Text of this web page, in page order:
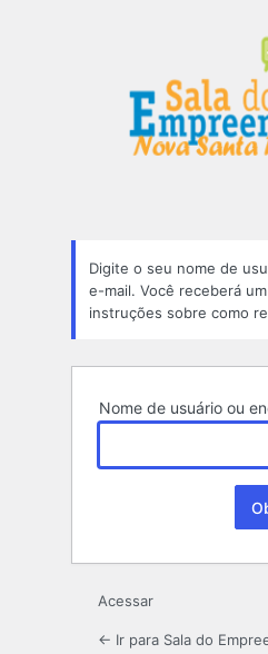
Digite o seu nome de
e-mail. Você receberá
instruções sobre como
Nome de usuário ou
Acessar
← Ir para Sala do